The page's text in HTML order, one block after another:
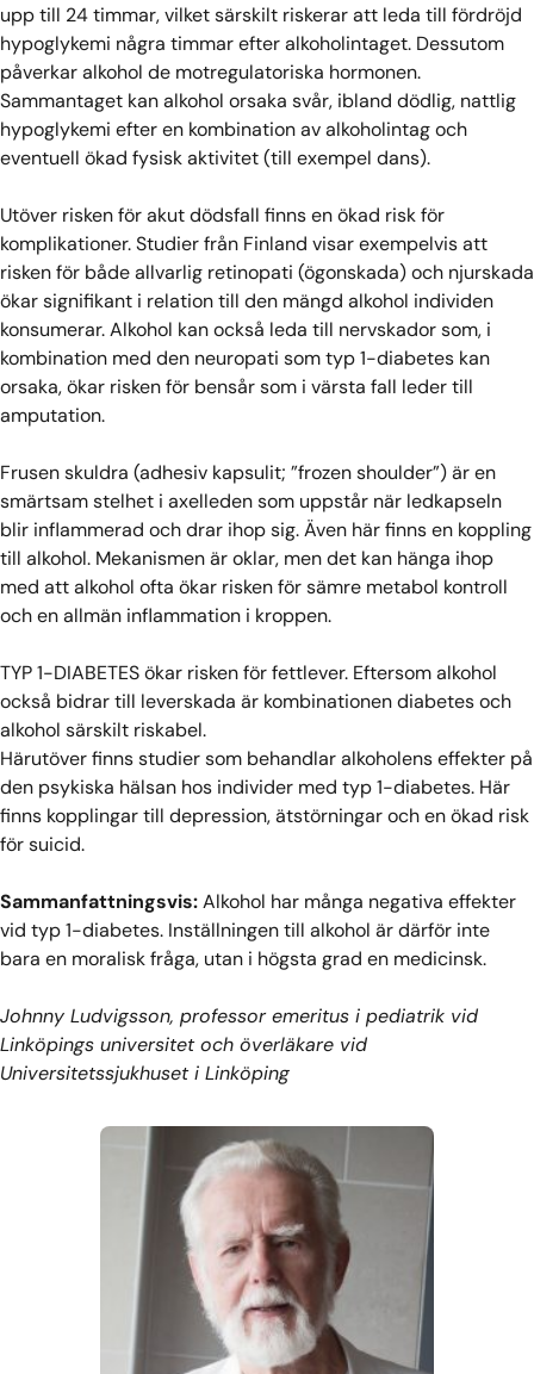
upp till 24 timmar, vilket särskilt riskerar att leda till fördröjd
hypoglykemi några timmar efter alkoholintaget. Dessutom
påverkar alkohol de motregulatoriska hormonen.
Sammantaget kan alkohol orsaka svår, ibland dödlig, nattlig
hypoglykemi efter en kombination av alkoholintag och
eventuell ökad fysisk aktivitet (till exempel dans).
Utöver risken för akut dödsfall finns en ökad risk för
komplikationer. Studier från Finland visar exempelvis att
risken för både allvarlig retinopati (ögonskada) och njurskada
ökar signifikant i relation till den mängd alkohol individen
konsumerar. Alkohol kan också leda till nervskador som, i
kombination med den neuropati som typ 1-diabetes kan
orsaka, ökar risken för bensår som i värsta fall leder till
amputation.
Frusen skuldra (adhesiv kapsulit; ”frozen shoulder”) är en
smärtsam stelhet i axelleden som uppstår när ledkapseln
blir inflammerad och drar ihop sig. Även här finns en koppling
till alkohol. Mekanismen är oklar, men det kan hänga ihop
med att alkohol ofta ökar risken för sämre metabol kontroll
och en allmän inflammation i kroppen.
TYP 1-DIABETES ökar risken för fettlever. Eftersom alkohol
också bidrar till leverskada är kombinationen diabetes och
alkohol särskilt riskabel.
Härutöver finns studier som behandlar alkoholens effekter på
den psykiska hälsan hos individer med typ 1-diabetes. Här
finns kopplingar till depression, ätstörningar och en ökad risk
för suicid.
Sammanfattningsvis:Alkohol har många negativa effekter
vid typ 1-diabetes. Inställningen till alkohol är därför inte
bara en moralisk fråga, utan i högsta grad en medicinsk.
Johnny Ludvigsson, professor emeritus i pediatrik vid
Linköpings universitet och överläkare vid
Universitetssjukhuset i Linköping